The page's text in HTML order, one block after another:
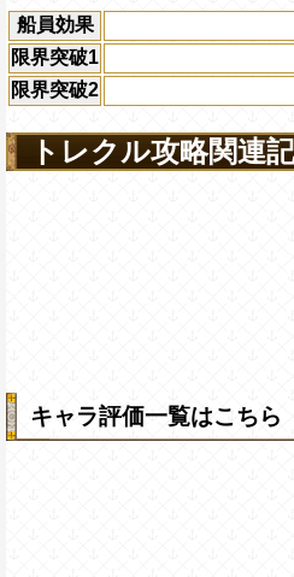
船員効果
限界突破1
限界突破2
トレクル攻略関連
キャラ評価一覧はこちら